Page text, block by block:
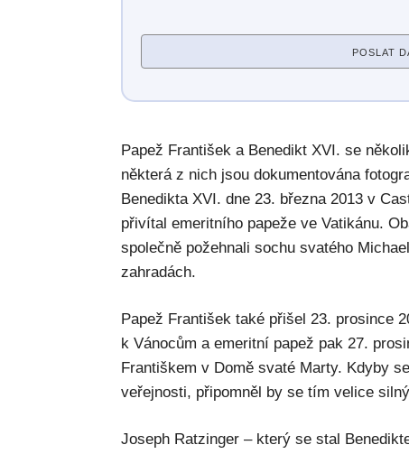
POSLAT
Papež František a Benedikt XVI. se
některá z nich jsou dokumentována
Benedikta XVI. dne 23. března 2013 v
přivítal emeritního papeže ve Vatikánu.
společně požehnali sochu svatého
zahradách.
Papež František také přišel 23. prosince
k Vánocům a emeritní papež pak 27.
Františkem v Domě svaté Marty. Kdyby
veřejnosti, připomněl by se tím velice
Joseph Ratzinger – který se stal